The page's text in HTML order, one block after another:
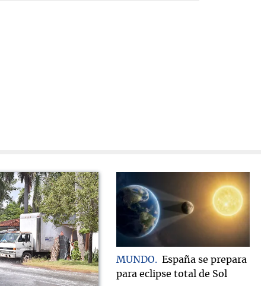
MUNDO
España se prepara
para eclipse total de Sol